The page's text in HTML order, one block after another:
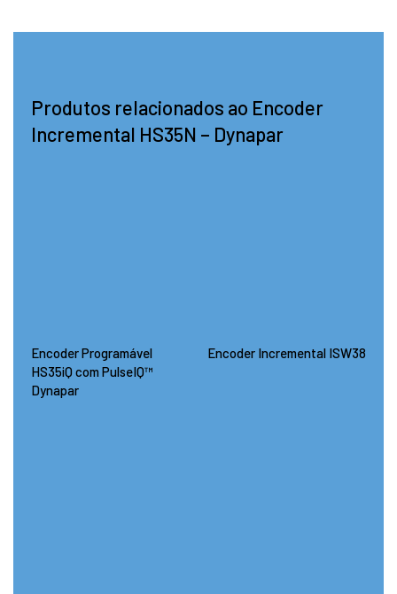
Produtos relacionados ao Encoder
Incremental HS35N – Dynapar
Encoder Programável
HS35iQ com PulseIQ™
Dynapar
Encoder Incremental ISW38